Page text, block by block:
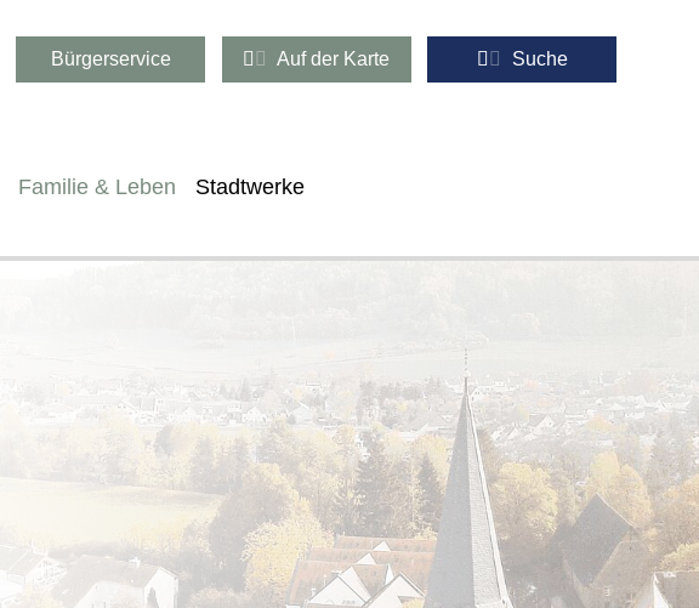
Bürgerservice Auf der Karte Suche
Familie & Leben Stadtwerke